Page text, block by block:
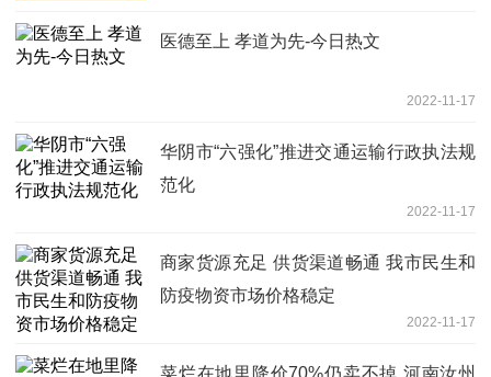
医德至上 孝道为先-今日热文
2022-11-17
华阴市“六强化”推进交通运输行政执法规
范化
2022-11-17
商家货源充足 供货渠道畅通 我市民生和
防疫物资市场价格稳定
2022-11-17